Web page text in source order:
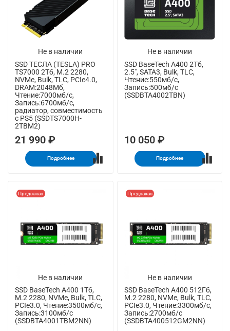
Не в наличии
SSD ТЕСЛА (TESLA) PRO
TS7000 2Тб, M.2 2280,
NVMe, Bulk, TLC, PCIe4.0,
DRAM:2048Мб,
Чтение:7000мб/с,
Запись:6700мб/с,
радиатор, совместимость
с PS5 (SSDTS7000H-
2TBM2)
21 990 ₽
Подробнее
Не в наличии
SSD BaseTech A400 2Тб,
2.5", SATA3, Bulk, TLC,
Чтение:550мб/с,
Запись:500мб/с
(SSDBTA4002TBN)
10 050 ₽
Подробнее
Не в наличии
Предзаказ
SSD BaseTech A400 1Тб,
M.2 2280, NVMe, Bulk, TLC,
PCIe3.0, Чтение:3500мб/с,
Запись:3100мб/с
(SSDBTA4001TBM2NN)
Не в наличии
Предзаказ
SSD BaseTech A400 512Гб,
M.2 2280, NVMe, Bulk, TLC,
PCIe3.0, Чтение:3300мб/с,
Запись:2700мб/с
(SSDBTA400512GM2NN)